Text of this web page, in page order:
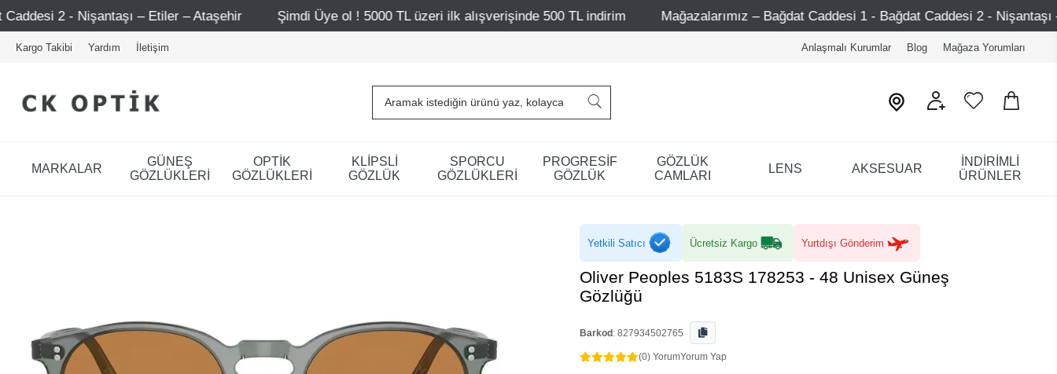
– Etiler – Ataşehir Şimdi Üye ol ! 5000 TL üzeri ilk alışverişinde 500 TL indirim Mağazalarımız – Bağdat Caddesi 1 - Bağdat Caddesi 2 - Nişantaşı – Etiler – Ataşehir
Kargo Takibi Yardım İletişim Anlaşmalı Kurumlar Blog Mağaza Yorumları
MARKALAR
GÜNEŞ
GÖZLÜKLERİ
OPTİK
GÖZLÜKLERİ
KLİPSLİ
GÖZLÜK
SPORCU
GÖZLÜKLERİ
PROGRESİF
GÖZLÜK
GÖZLÜK
CAMLARI
LENS AKSESUAR
İNDİRİMLİ
ÜRÜNLER
Yetkili Satıcı Ücretsiz Kargo Yurtdışı Gönderim
Oliver Peoples 5183S 178253 - 48 Unisex Güneş
Gözlüğü
Barkod : 827934502765
(0) YorumYorum Yap